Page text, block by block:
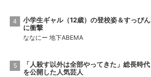
小学生ギャル（12歳）の登校姿＆すっぴん
に衝撃
ななにー 地下ABEMA
「人殺す以外は全部やってきた」総長時代
を公開した人気芸人